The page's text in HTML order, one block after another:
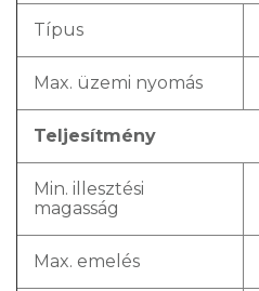
Típus
Max. üzemi nyomás
Teljesítmény
Min. illesztési
magasság
Max. emelés